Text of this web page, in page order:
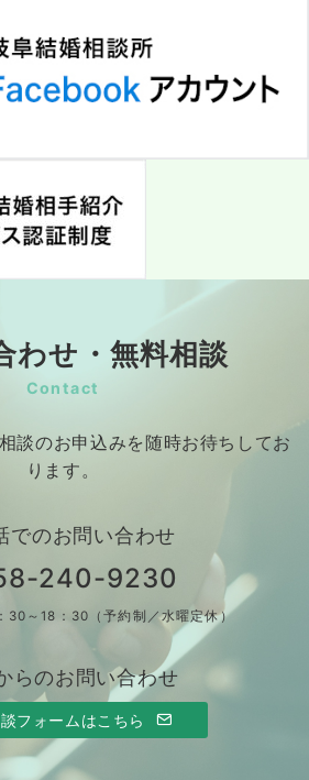
わせ・無料相談
Contact
談のお申込みを随時お待ちしてお
ります。
でのお問い合わせ
240-9230
30～18：30（予約制／水曜定休）
らのお問い合わせ
フォームはこちら